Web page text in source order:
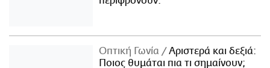
Οπτική Γωνία
Αριστερά και δεξιά:
Ποιος θυμάται πια τι σημαίνουν;